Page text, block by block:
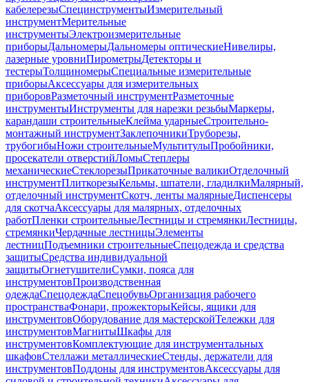
кабелерезыСпецинструментыИзмерительный
инструментМерительные
инструментыЭлектроизмерительные
приборыДальномерыДальномеры оптическиеНивелиры,
лазерные уровниПирометрыДетекторы и
тестерыТолщиномерыСпециальные измерительные
приборыАксессуары для измерительных
приборовРазметочный инструментРазметочные
инструментыИнструменты для нарезки резьбыМаркеры,
карандаши строительныеКлейма ударныеСтроительно-
монтажный инструментЗаклепочникиТруборезы,
трубогибыНожи строительныеМультитулыПробойники,
просекатели отверстийЛомыСтеплеры
механическиеСтеклорезыПрикаточные валикиОтделочный
инструментПлиткорезыКельмы, шпатели, гладилкиМалярный,
отделочный инструментСкотч, ленты малярныеДиспенсеры
для скотчаАксессуары для малярных, отделочных
работПленки строительныеЛестницы и стремянкиЛестницы,
стремянкиЧердачные лестницыЭлементы
лестницПодъемники строительныеСпецодежда и средства
защитыСредства индивидуальной
защитыОгнетушителиСумки, пояса для
инструментовПроизводственная
одеждаСпецодеждаСпецобувьОрганизация рабочего
пространстваФонари, прожекторыКейсы, ящики для
инструментовОборудование для мастерскойТележки для
инструментовМагнитыШкафы для
инструментовКомплектующие для инструментальных
шкафовСтеллажи металлическиеСтенды, держатели для
инструментовПоддоны для инструментовАксессуары для